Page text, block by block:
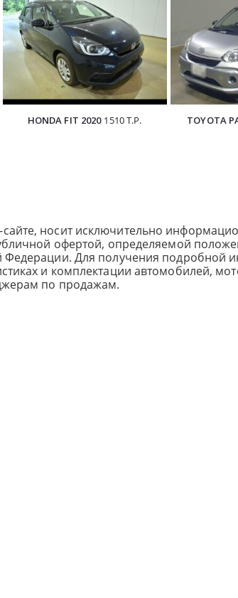
HONDA FIT 2020 1510 Т.Р. TOYOTA
носит исключительно
офертой, определяемой
Федерации. Для получения подробной
и комплектации автомобилей,
по продажам.